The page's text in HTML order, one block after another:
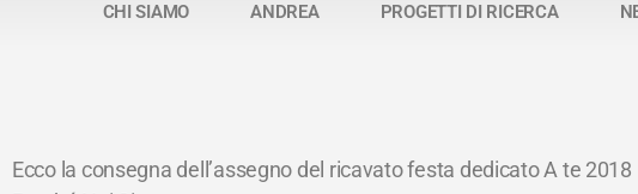
CHI SIAMO ANDREA PROGETTI DI RICERCA
Ecco la consegna dell’assegno del ricavato festa dedicato A te 2018